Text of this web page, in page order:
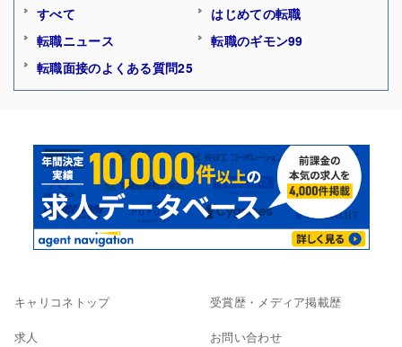
すべて
はじめての転職
転職ニュース
転職のギモン99
転職面接のよくある質問25
キャリコネトップ
求人
受賞歴・メディア掲載歴
お問い合わせ